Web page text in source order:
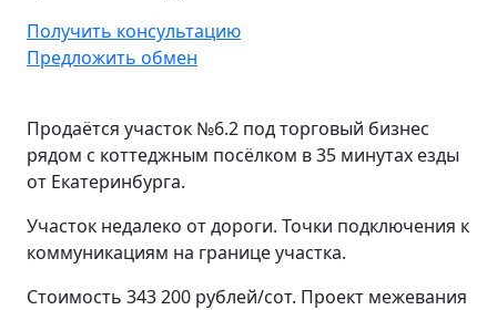
Получить консультацию
Предложить обмен
Продаётся участок №6.2 под торговый бизнес
рядом с коттеджным посёлком в 35 минутах езды
от Екатеринбурга.
Участок недалеко от дороги. Точки подключения к
коммуникациям на границе участка.
Стоимость 343 200 рублей/сот. Проект межевания